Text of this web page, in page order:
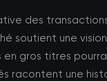
des
soutient une
en gros titres
racontent une